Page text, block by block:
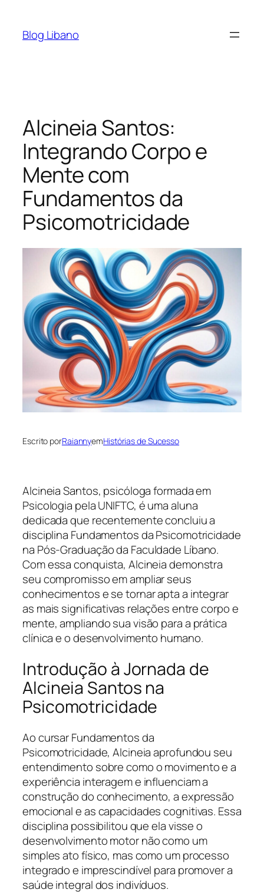
Blog Libano
Alcineia Santos:
Integrando Corpo e
Mente com
Fundamentos da
Psicomotricidade
Escrito porRaiannyemHistórias de Sucesso
Alcineia Santos, psicóloga formada em
Psicologia pela UNIFTC, é uma aluna
dedicada que recentemente concluiu a
disciplina Fundamentos da Psicomotricidade
na Pós-Graduação da Faculdade Líbano.
Com essa conquista, Alcineia demonstra
seu compromisso em ampliar seus
conhecimentos e se tornar apta a integrar
as mais significativas relações entre corpo e
mente, ampliando sua visão para a prática
clínica e o desenvolvimento humano.
Introdução à Jornada de
Alcineia Santos na
Psicomotricidade
Ao cursar Fundamentos da
Psicomotricidade, Alcineia aprofundou seu
entendimento sobre como o movimento e a
experiência interagem e influenciam a
construção do conhecimento, a expressão
emocional e as capacidades cognitivas. Essa
disciplina possibilitou que ela visse o
desenvolvimento motor não como um
simples ato físico, mas como um processo
integrado e imprescindível para promover a
saúde integral dos indivíduos.